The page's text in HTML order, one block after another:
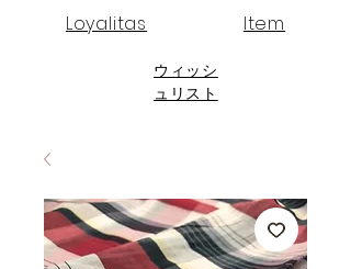
Loyalitas Item
ウィッシ
ュリスト